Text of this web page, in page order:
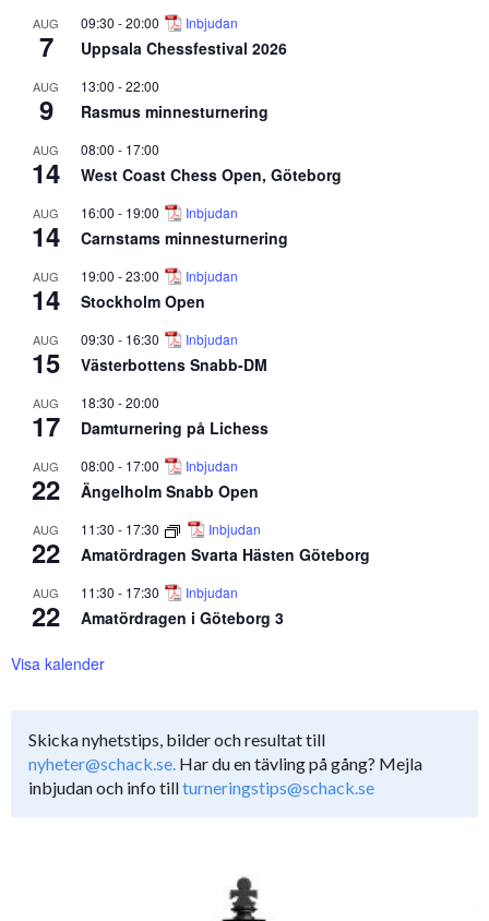
AUG
7
09:30 -20:00 Inbjudan
Uppsala Chessfestival 2026
AUG
9
13:00 -22:00
Rasmus minnesturnering
AUG
14
08:00 - 17:00
West Coast Chess Open, Göteborg
AUG
14
16:00 - 19:00 Inbjudan
Carnstams minnesturnering
AUG
14
19:00 -23:00 Inbjudan
Stockholm Open
AUG
15
09:30 - 16:30 Inbjudan
Västerbottens Snabb-DM
AUG
17
18:30 -20:00
Damturnering på Lichess
AUG
22
08:00 - 17:00 Inbjudan
Ängelholm Snabb Open
AUG
22
11:30 - 17:30 Inbjudan
Amatördragen Svarta Hästen Göteborg
AUG
22
11:30 - 17:30 Inbjudan
Amatördragen i Göteborg 3
Visa kalender
Skicka nyhetstips, bilder och resultat till
nyheter@schack.se. Har du en tävling på gång? Mejla
inbjudan och info tillturneringstips@schack.se